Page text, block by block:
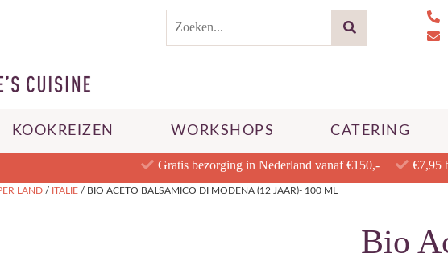
KOOKREIZEN WORKSHOPS CATERING
Gratis bezorging in Nederland vanaf €150,- €7,95
LAND / ITALIË / BIO ACETO BALSAMICO DI MODENA (12 JAAR)- 100 ML
Bio